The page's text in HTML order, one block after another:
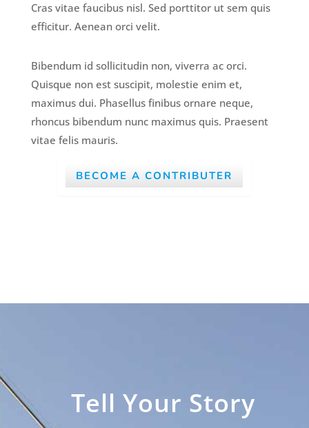
Cras vitae faucibus nisl. Sed porttitor ut sem quis
efficitur. Aenean orci velit.
Bibendum id sollicitudin non, viverra ac orci.
Quisque non est suscipit, molestie enim et,
maximus dui. Phasellus finibus ornare neque,
rhoncus bibendum nunc maximus quis. Praesent
vitae felis mauris.
BECOME A CONTRIBUTER
Tell Your Story